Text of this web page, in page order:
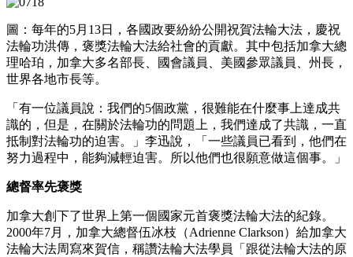
圖：每年的5月13日，各國政要紛紛公開祝賀法輪大法，慶祝
法輪功洪傳，褒獎法輪大法給社會的貢獻。其中包括加拿大總
理哈珀，加拿大多名部長、國會議員、美國參眾議員、州長，
世界各地市長等。
「有一位議員說：我們的5個政黨，很難能在什麼事上達成共
識的，但是，在關於法輪功的問題上，我們達成了共識，一直
抵制對法輪功的迫害。」李迅說，「一些議員已看到，他們在
努力過程中，能夠減輕迫害。所以他們也很願意做這個事。」
總督率先褒獎
加拿大創下了世界上第一個國家元首褒獎法輪大法的紀錄。
2000年7月，加拿大總督伍冰枝（Adrienne Clarkson）給加拿大
法輪大法周寫來賀信，稱讚法輪大法學員「跟從法輪大法的原